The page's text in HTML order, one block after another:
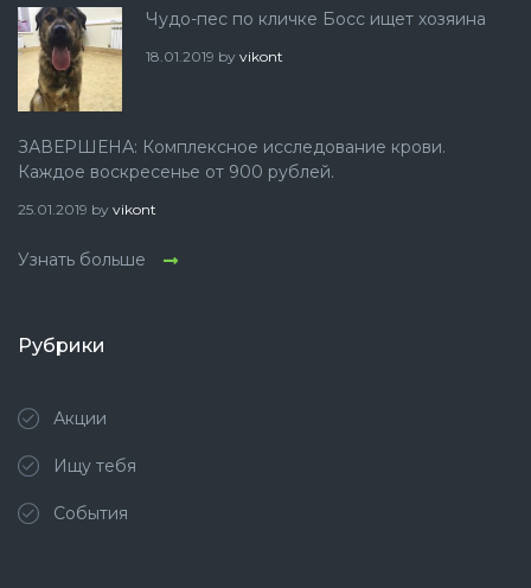
Чудо-пес по кличке Босс ищет хозяина
18.01.2019 by vikont
ЗАВЕРШЕНА: Комплексное исследование крови.
Каждое воскресенье от 900 рублей.
25.01.2019 by vikont
Узнать больше
Рубрики
Акции
Ищу тебя
События